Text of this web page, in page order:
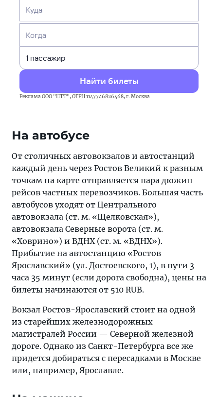
Куда
Когда
Найти билеты
Реклама ООО "НТТ", ОГРН 1147746826468, г. Москва
На автобусе
От столичных автовокзалов и автостанций
каждый день через Ростов Великий к разным
точкам на карте отправляется пара дюжин
рейсов частных перевозчиков. Большая часть
автобусов уходят от Центрального
автовокзала (ст. м. «Щелковская»),
автовокзала Северные ворота (ст. м.
«Ховрино») и ВДНХ (ст. м. «ВДНХ»).
Прибытие на автостанцию «Ростов
Ярославский» (ул. Достоевского, 1), в пути 3
часа 35 минут (если дорога свободна), цены на
билеты начинаются от 510 RUB.
Вокзал Ростов-Ярославский стоит на одной
из старейших железнодорожных
магистралей России — Северной железной
дороге. Однако из Санкт-Петербурга все же
придется добираться с пересадками в Москве
или, например, Ярославле.